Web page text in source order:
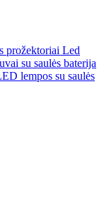
prožektoriai Led
su saulės baterija
lempos su saulės